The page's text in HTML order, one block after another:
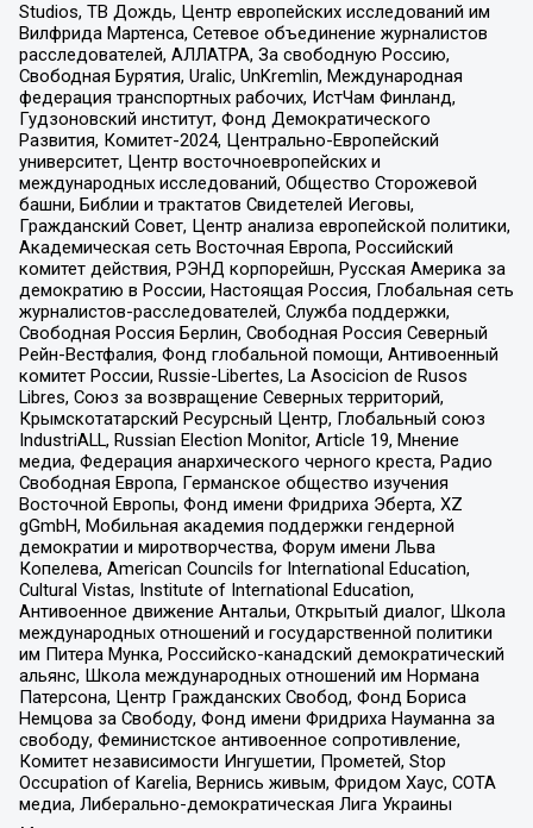
Studios, ТВ Дождь, Центр европейских исследований им
Вилфрида Мартенса, Сетевое объединение журналистов
расследователей, АЛЛАТРА, За свободную Россию,
Свободная Бурятия, Uralic, UnKremlin, Международная
федерация транспортных рабочих, ИстЧам Финланд,
Гудзоновский институт, Фонд Демократического
Развития, Комитет-2024, Центрально-Европейский
университет, Центр восточноевропейских и
международных исследований, Общество Сторожевой
башни, Библии и трактатов Свидетелей Иеговы,
Гражданский Совет, Центр анализа европейской политики,
Академическая сеть Восточная Европа, Российский
комитет действия, РЭНД корпорейшн, Русская Америка за
демократию в России, Настоящая Россия, Глобальная сеть
журналистов-расследователей, Служба поддержки,
Свободная Россия Берлин, Свободная Россия Северный
Рейн-Вестфалия, Фонд глобальной помощи, Антивоенный
комитет России, Russie-Libertes, La Asocicion de Rusos
Libres, Союз за возвращение Северных территорий,
Крымскотатарский Ресурсный Центр, Глобальный союз
IndustriALL, Russian Election Monitor, Article 19, Мнение
медиа, Федерация анархического черного креста, Радио
Свободная Европа, Германское общество изучения
Восточной Европы, Фонд имени Фридриха Эберта, XZ
gGmbH, Мобильная академия поддержки гендерной
демократии и миротворчества, Форум имени Льва
Копелева, American Councils for International Education,
Cultural Vistas, Institute of International Education,
Антивоенное движение Антальи, Открытый диалог, Школа
международных отношений и государственной политики
им Питера Мунка, Российско-канадский демократический
альянс, Школа международных отношений им Нормана
Патерсона, Центр Гражданских Свобод, Фонд Бориса
Немцова за Свободу, Фонд имени Фридриха Науманна за
свободу, Феминистское антивоенное сопротивление,
Комитет независимости Ингушетии, Прометей, Stop
Occupation of Karelia, Вернись живым, Фридом Хаус, СОТА
медиа, Либерально-демократическая Лига Украины